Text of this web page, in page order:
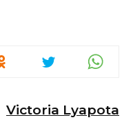
Victoria Lyapota